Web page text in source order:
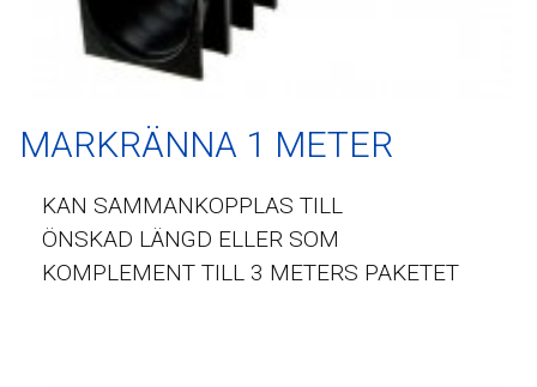
MARKRÄNNA 1 METER
KAN SAMMANKOPPLAS TILL
ÖNSKAD LÄNGD ELLER SOM
KOMPLEMENT TILL 3 METERS PAKETET